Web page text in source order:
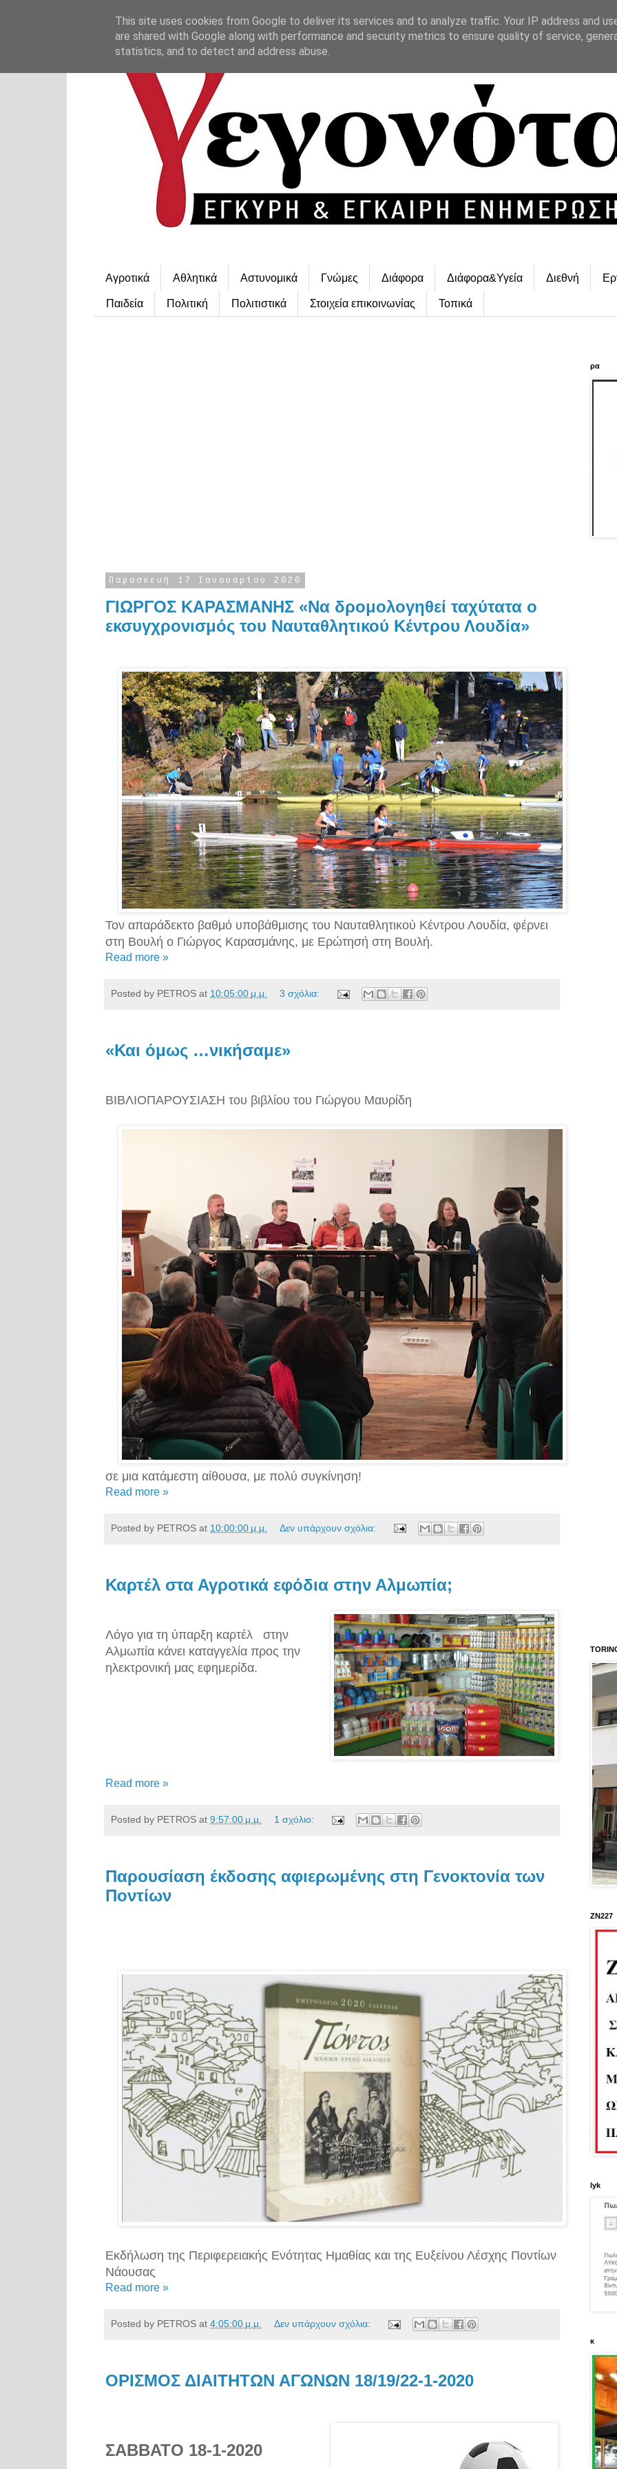
Αγροτικά Αθλητικά Αστυνομικά Γνώμες Διάφορα Διάφορα&Υγεία Διεθνή
Παιδεία Πολιτική Πολιτιστικά Στοιχεία επικοινωνίας Τοπικά
Παρασκευή 17 Ιανουαρίου 2020
ΓΙΩΡΓΟΣ ΚΑΡΑΣΜΑΝΗΣ «Να δρομολογηθεί ταχύτατα ο
εκσυγχρονισμός του Ναυταθλητικού Κέντρου Λουδία»
Τον απαράδεκτο βαθμό υποβάθμισης του Ναυταθλητικού Κέντρου Λουδία, φέρνει
στη Βουλή ο Γιώργος Καρασμάνης, με Ερώτησή στη Βουλή.
Read more »
Posted by PETROS at 10:05:00 μ.μ. 3 σχόλια:
«Και όμως …νικήσαμε»
ΒΙΒΛΙΟΠΑΡΟΥΣΙΑΣΗ του βιβλίου του Γιώργου Μαυρίδη
σε μια κατάμεστη αίθουσα, με πολύ συγκίνηση!
Read more »
Posted by PETROS at 10:00:00 μ.μ. Δεν υπάρχουν σχόλια:
Καρτέλ στα Αγροτικά εφόδια στην Αλμωπία;
Λόγο για τη ύπαρξη καρτέλ
στην
Αλμωπία κάνει καταγγελία προς την
ηλεκτρονική μας εφημερίδα.
Read more »
Posted by PETROS at 9:57:00 μ.μ. 1 σχόλιο:
Παρουσίαση έκδοσης αφιερωμένης στη Γενοκτονία των
Ποντίων
Εκδήλωση της Περιφερειακής Ενότητας Ημαθίας και της Ευξείνου Λέσχης Ποντίων
Νάουσας
Read more »
Posted by PETROS at 4:05:00 μ.μ. Δεν υπάρχουν σχόλια:
ΟΡΙΣΜΟΣ ΔΙΑΙΤΗΤΩΝ ΑΓΩΝΩΝ 18/19/22-1-2020
ΣΑΒΒΑΤΟ 18-1-2020
ρα
ΖΝ227
lyk
κ
This site uses cookies from Google to deliver its services and to analyze traffic. Your IP address and
are shared with Google along with performance and security metrics to ensure quality of service,
statistics, and to detect and address abuse.